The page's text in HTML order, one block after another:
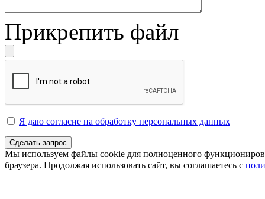
Прикрепить файл
Я даю согласие на обработку персональных данных
Сделать запрос
Мы используем файлы cookie для полноценного
браузера. Продолжая использовать сайт, вы соглашаетесь с